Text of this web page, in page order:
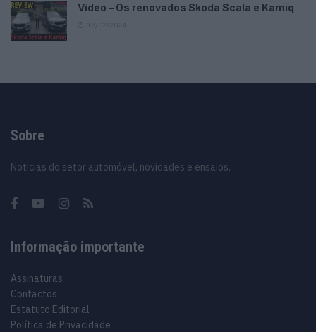
Vídeo – Os renovados Skoda Scala e Kamiq
Sobre
Noticias do setor automóvel, novidades e ensaios.
Informação importante
Assinaturas
Contactos
Estatuto Editorial
Política de Privacidade